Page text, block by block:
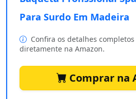
Para Surdo Em Madeira
Confira os detalhes
diretamente na Amazon.
Comprar na